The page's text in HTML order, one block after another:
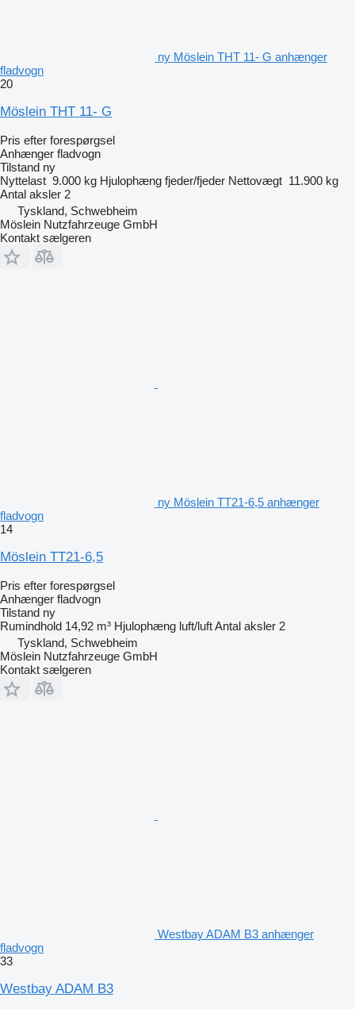
ny Möslein THT 11- G anhænger
fladvogn
20
Möslein THT 11- G
Pris efter forespørgsel
Anhænger fladvogn
Tilstand ny
Nyttelast 9.000 kg Hjulophæng fjeder/fjeder Nettovægt 11.900 kg
Antal aksler 2
Tyskland, Schwebheim
Möslein Nutzfahrzeuge GmbH
Kontakt sælgeren
ny Möslein TT21-6,5 anhænger
fladvogn
14
Möslein TT21-6,5
Pris efter forespørgsel
Anhænger fladvogn
Tilstand ny
Rumindhold 14,92 m³ Hjulophæng luft/luftAntal aksler 2
Tyskland, Schwebheim
Möslein Nutzfahrzeuge GmbH
Kontakt sælgeren
Westbay ADAM B3 anhænger
fladvogn
33
Westbay ADAM B3